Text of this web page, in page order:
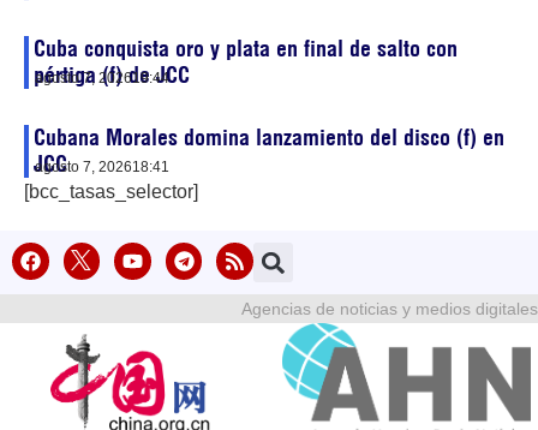
Cuba conquista oro y plata en final de salto con
pértiga (f) de JCC
agosto 7, 202619:44
Cubana Morales domina lanzamiento del disco (f) en
JCC
agosto 7, 202618:41
[bcc_tasas_selector]
Agencias de noticias y medios digitales